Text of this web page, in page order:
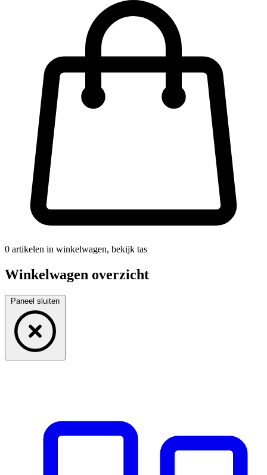
0 artikelen in winkelwagen, bekijk tas
Winkelwagen overzicht
Paneel sluiten